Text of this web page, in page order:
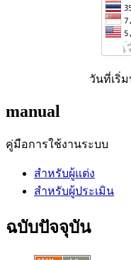
วันที่เริ่ม
manual
คู่มือการใช้งานระบบ
สำหรับผู้แต่ง
สำหรับผู้ประเมิน
ฉบับปัจจุบัน